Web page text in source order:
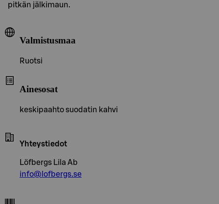
pitkän jälkimaun.
Valmistusmaa
Ruotsi
Ainesosat
keskipaahto suodatin kahvi
Yhteystiedot
Löfbergs Lila Ab
info@lofbergs.se